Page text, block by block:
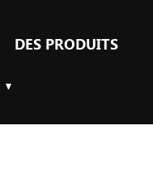
DES PRODUITS